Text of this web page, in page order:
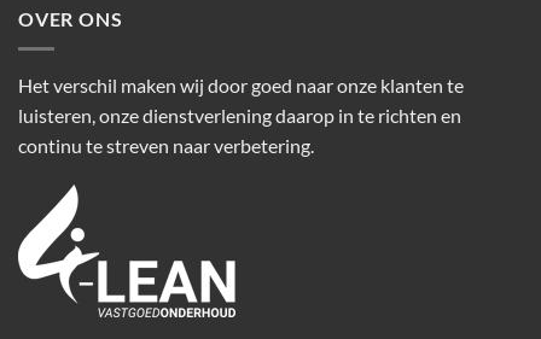
OVER ONS
Het verschil maken wij door goed naar onze klanten te
luisteren, onze dienstverlening daarop in te richten en
continu te streven naar verbetering.